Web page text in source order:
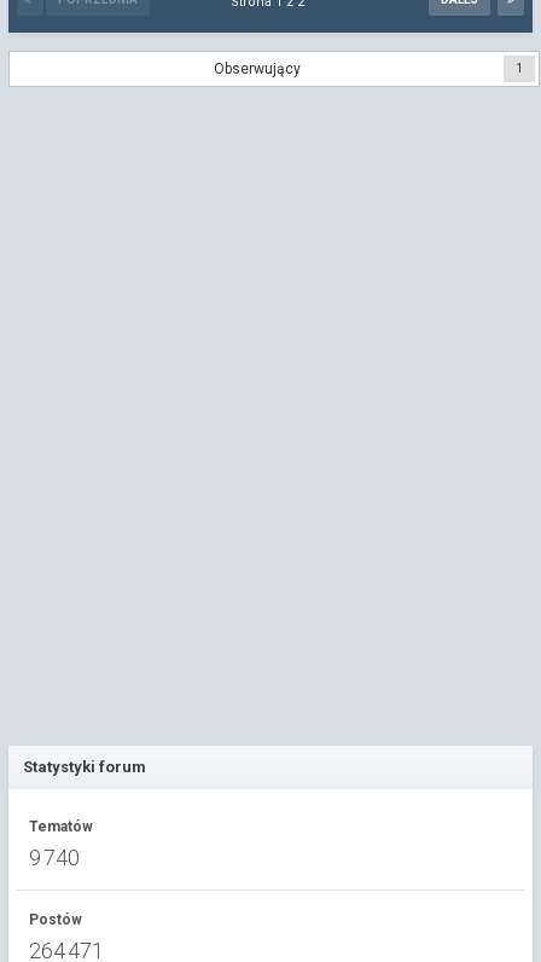
Obserwujący 1
Statystyki forum
Tematów
9 740
Postów
264 471